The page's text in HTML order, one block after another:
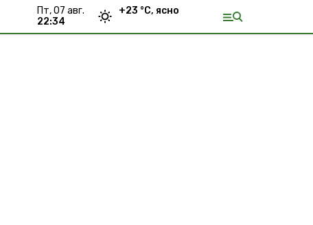
пт, 07 авг.
22:34
+23 °С, ясно